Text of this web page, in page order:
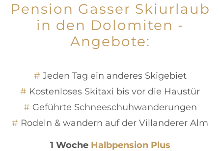
Pension Gasser Skiurlaub
in den Dolomiten -
Angebote:
Jeden Tag ein anderes Skigebiet
Kostenloses Skitaxi bis vor die Haustür
Geführte Schneeschuhwanderungen
Rodeln & wandern auf der Villanderer Alm
1 Woche Halbpension Plus